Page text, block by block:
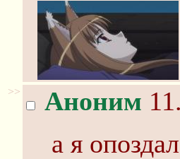
>> Аноним
а я